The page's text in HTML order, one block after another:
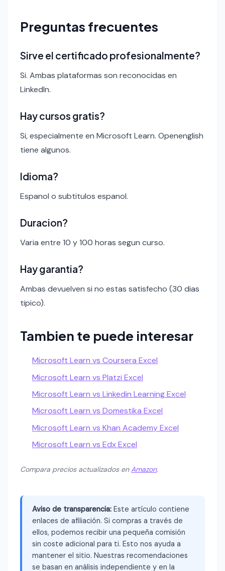
Preguntas frecuentes
Sirve el certificado profesionalmente?
Si. Ambas plataformas son reconocidas en
LinkedIn.
Hay cursos gratis?
Si, especialmente en Microsoft Learn. Openenglish
tiene algunos.
Idioma?
Espanol o subtitulos espanol.
Duracion?
Varia entre 10 y 100 horas segun curso.
Hay garantia?
Ambas devuelven si no estas satisfecho (30 dias
tipico).
Tambien te puede interesar
Microsoft Learn vs Coursera Excel
Microsoft Learn vs Platzi Excel
Microsoft Learn vs Linkedin Learning Excel
Microsoft Learn vs Domestika Excel
Microsoft Learn vs Khan Academy Excel
Microsoft Learn vs Edx Excel
Compara precios actualizados enAmazon.
Aviso de transparencia: Este artículo contiene
enlaces de afiliación. Si compras a través de
ellos, podemos recibir una pequeña comisión
sin coste adicional para ti. Esto nos ayuda a
mantener el sitio. Nuestras recomendaciones
se basan en análisis independiente y en la